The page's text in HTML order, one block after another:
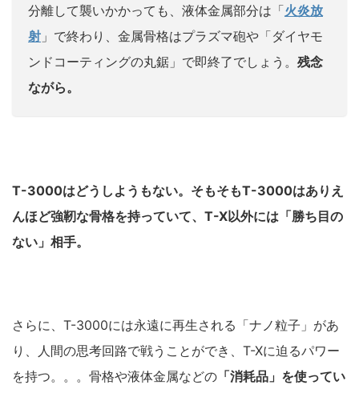
分離して襲いかかっても、液体金属部分は「火炎放
射 」で終わり、金属骨格はプラズマ砲や「ダイヤモ
ンドコーティングの丸鋸」で即終了でしょう。 残念
ながら。
T-3000はどうしようもない。 そもそもT-3000はありえ
んほど強靭な骨格を持っていて、T-X以外には「勝ち目の
ない」相手。
さらに、T-3000には永遠に再生される「ナノ粒子」があ
り、人間の思考回路で戦うことができ、T-Xに迫るパワー
を持つ。。。骨格や液体金属などの 「消耗品」を使ってい